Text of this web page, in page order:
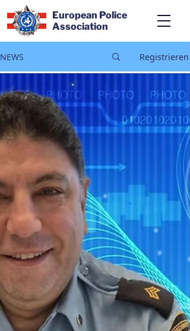
European Police
Association
NEWS Registrieren